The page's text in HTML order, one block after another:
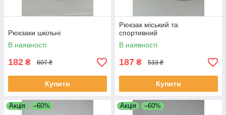
Рюкзаки шкільні
В наявності
182 ₴ 607 ₴
Купити
Рюкзак міський та
спортивний
В наявності
187 ₴ 533 ₴
Купити
Акція –60% Акція –60%